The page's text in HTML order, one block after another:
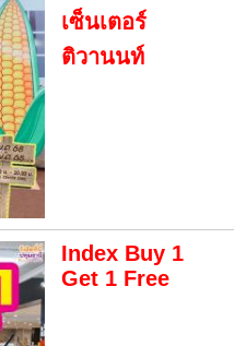
เซ็นเตอร์
ติวานนท์
Index Buy 1
Get 1 Free